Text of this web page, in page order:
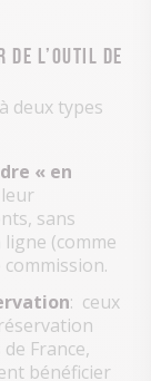
de l’outil de
deux types
« en
sans
(comme
: ceux
France,
bénéficier